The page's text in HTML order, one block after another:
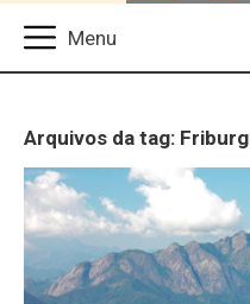
Arquivos da tag: